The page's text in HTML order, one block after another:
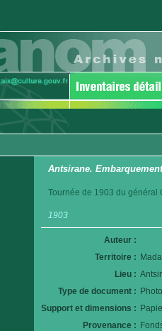
Antsirane.
Tournée de 1903 du général
1903
Auteur :
Territoire :
Lieu :
Type de document :
Support et dimensions :
Provenance :